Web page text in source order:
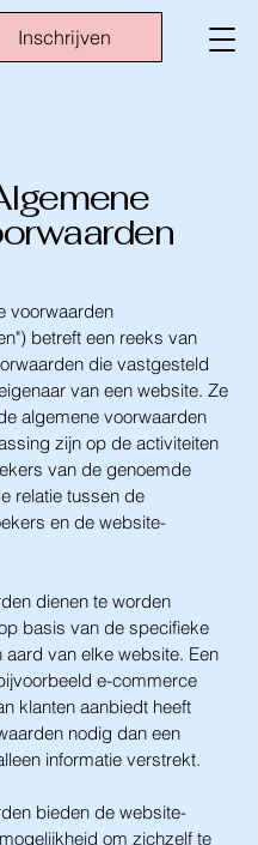
Inschrijven
voorwaarden
betreft een reeks van
die vastgesteld
van een website. Ze
algemene voorwaarden
zijn op de activiteiten
van de genoemde
relatie tussen de
en de website-
dienen te worden
basis van de specifieke
aard van elke website. Een
e-commerce
klanten aanbiedt heeft
nodig dan een
informatie verstrekt.
bieden de website-
om zichzelf te